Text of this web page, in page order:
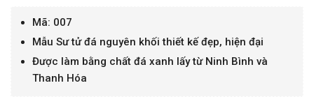
Mã: 007
Mẫu Sư tử đá nguyên khối thiết kế đẹp, hiện đại
Được làm bằng chất đá xanh lấy từ Ninh Bình và
Thanh Hóa